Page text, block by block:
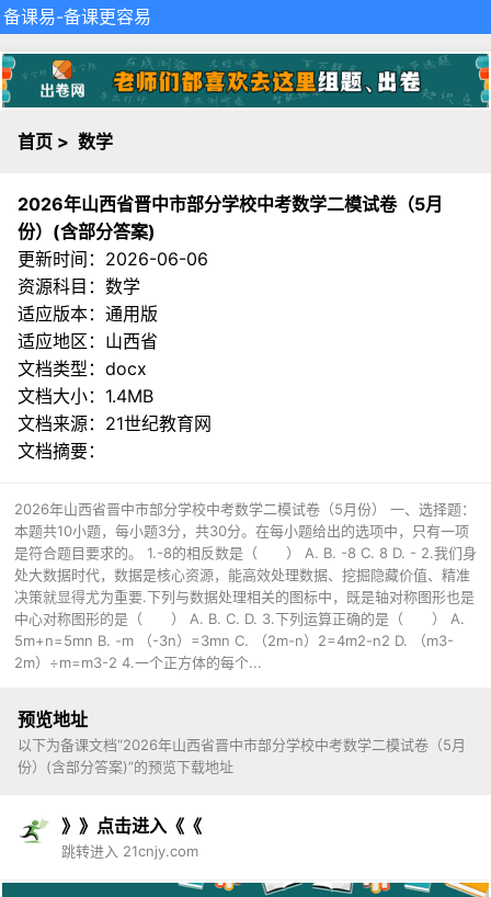
备课易-备课更容易
首页 > 数学
2026年山西省晋中市部分学校中考数学二模试卷（5月
份）(含部分答案)
更新时间：2026-06-06
资源科目：数学
适应版本：通用版
适应地区：山西省
文档类型：docx
文档大小：1.4MB
文档来源： 21世纪教育网
文档摘要：
2026年山西省晋中市部分学校中考数学二模试卷（5月份） 一、选择题：
本题共10小题，每小题3分，共30分。在每小题给出的选项中，只有一项
是符合题目要求的。 1.-8的相反数是（ ） A. B. -8 C. 8 D. - 2.我们身
处大数据时代，数据是核心资源，能高效处理数据、挖掘隐藏价值、精准
决策就显得尤为重要.下列与数据处理相关的图标中，既是轴对称图形也是
中心对称图形的是（ ） A. B. C. D. 3.下列运算正确的是（ ） A.
5m+n=5mn B. -m （-3n）=3mn C. （2m-n）2=4m2-n2 D. （m3-
2m）÷m=m3-2 4.一个正方体的每个...
预览地址
以下为备课文档“2026年山西省晋中市部分学校中考数学二模试卷（5月
份）(含部分答案)”的预览下载地址
》》点击进入《《
跳转进入 21cnjy.com